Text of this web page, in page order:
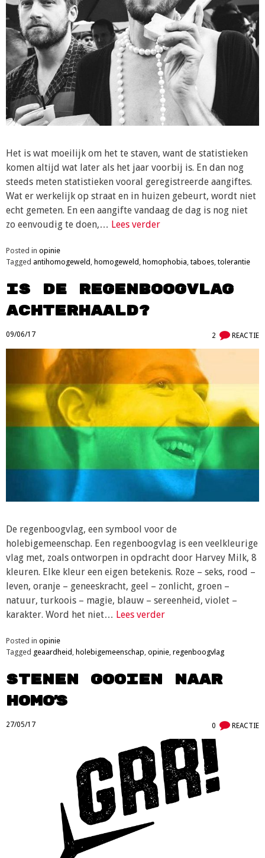
Het is wat moeilijk om het te staven, want de statistieken
komen altijd wat later als het jaar voorbij is. En dan nog
steeds meten statistieken vooral geregistreerde aangiftes.
Wat er werkelijk op straat en in huizen gebeurt, wordt niet
echt gemeten. En een aangifte vandaag de dag is nog niet
zo eenvoudig te doen,… Lees verder
Posted in opinie
Tagged antihomogeweld , homogeweld , homophobia, taboes, tolerantie
Is de regenboogvlag
achterhaald?
09/06/17 2 REACTIE
De regenboogvlag, een symbool voor de
holebigemeenschap. Een regenboogvlag is een veelkleurige
vlag met, zoals ontworpen in opdracht door Harvey Milk, 8
kleuren. Elke kleur een eigen betekenis. Roze – seks, rood –
leven, oranje – geneeskracht, geel – zonlicht, groen –
natuur, turkoois – magie, blauw – sereenheid, violet –
karakter. Word het niet… Lees verder
Posted in opinie
Tagged geaardheid , holebigemeenschap, opinie, regenboogvlag
Stenen gooien naar
homo’s
27/05/17 0 REACTIE